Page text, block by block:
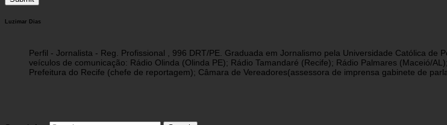
Luzimar Dias
Perfil - Jornalista - Reg. Profissional , 996 DRT/PE. Graduada em Jornalismo pela Universidade Católica
veículos de comunicação: Rádio Olinda (Olinda PE); Rádio Tamandaré (Recife); Rádio Palmares (Maceió/
Prefeitura do Recife (chefe de reportagem); Câmara de Vereadores(assessora de imprensa gabinete de